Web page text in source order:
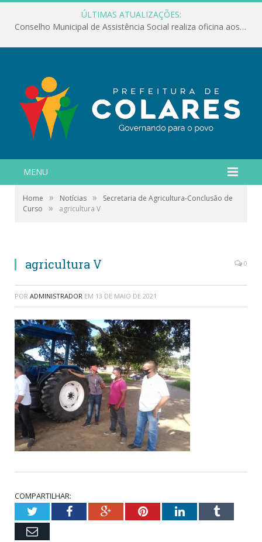
ÚLTIMAS ATUALIZAÇÕES:
Conselho Municipal de Assistência Social realiza oficina aos servidores
MENU
Home » Notícias »
Secretaria de Agricultura-Conclusão de
Curso
» agricultura V
agricultura V 0
POR ADMINISTRADOR EM 13 DE MAIO DE 2021
COMPARTILHAR:
TwitterFacebookGoogle+PinterestLinkedInTumblr
Email